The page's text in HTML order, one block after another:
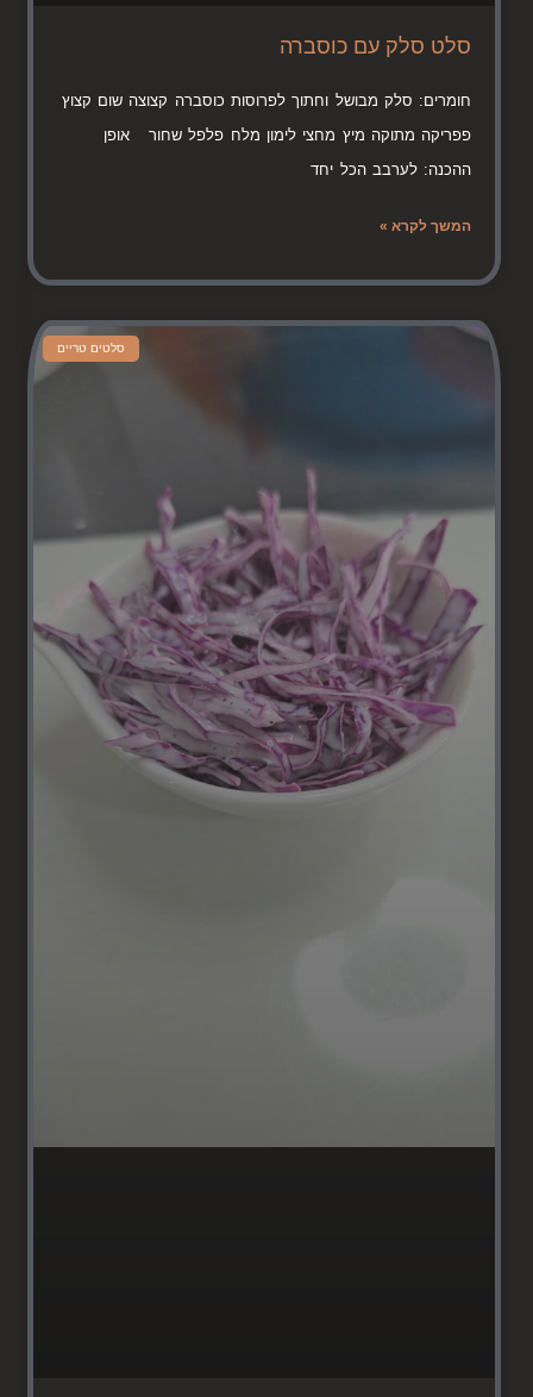
סלט סלק עם כוסברה
חומרים: סלק מבושל וחתוך לפרוסות כוסברה קצוצה שום קצוץ
פפריקה מתוקה מיץ מחצי לימון מלח פלפל שחור אופן
ההכנה: לערבב הכל יחד
המשך לקרא »
סלטים טריים